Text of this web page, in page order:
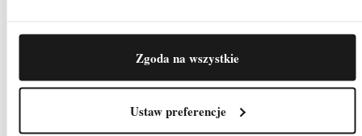
Zgoda na wszystkie
Ustaw preferencje
Czytaj dalej